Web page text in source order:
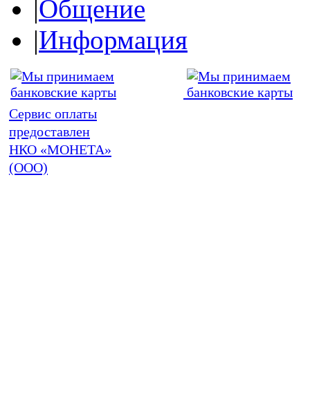
|Общение
|Информация
Сервис оплаты
предоставлен
НКО «МОНЕТА»
(ООО)